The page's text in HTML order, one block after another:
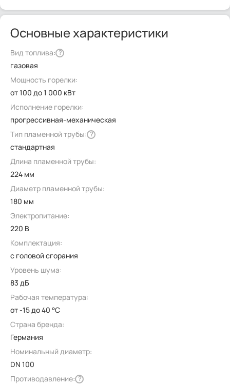
Основные характеристики
Вид топлива: ?
газовая
Мощность горелки:
от 100 до 1 000 кВт
Исполнение горелки:
прогрессивная-механическая
Тип пламенной трубы: ?
стандартная
Длина пламенной трубы:
224 мм
Диаметр пламенной трубы:
180 мм
Электропитание:
220 В
Комплектация:
с головой сгорания
Уровень шума:
83 дБ
Рабочая температура:
от -15 до 40 °C
Страна бренда:
Германия
Номинальный диаметр:
DN 100
Противодавление: ?